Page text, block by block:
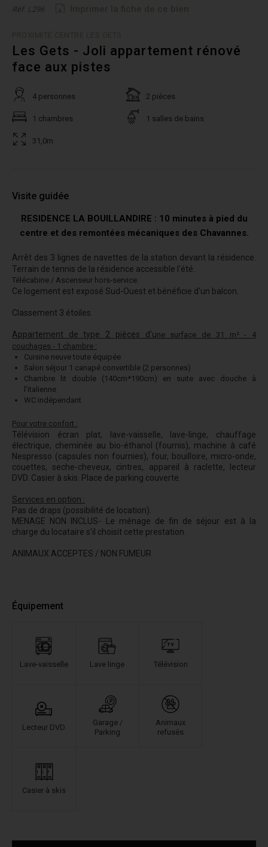
Réf. L296
Les Gets - Joli appartement rénové
face aux pistes
4 personnes 2 pièces
1 chambres 1 salles de bains
31,0m
Visite guidée
RESIDENCE LA BOUILLANDIRE : 10 minutes à pied du
centre et des remontées mécaniques des Chavannes.
Arrêt des 3 lignes de navettes de la station devant la résidence.
Terrain de tennis de la résidence accessible l'été.
Télécabine / Ascenseur hors-service.
Ce logement est exposé Sud-Ouest et bénéficie d'un balcon.
Classement 3 étoiles.
Appartement de type 2 pièces d'une surface de 31 m² - 4
couchages - 1 chambre :
Cuisine neuve toute équipée
Salon séjour 1 canapé convertible (2 personnes)
Chambre lit double (140cm*190cm) en suite avec douche à
l'italienne
WC indépendant
Pour votre confort :
Télévision écran plat, lave-vaisselle, lave-linge, chauffage
électrique, cheminée au bio-éthanol (fournis), machine à café
Nespresso (capsules non fournies), four, bouilloire, micro-onde,
couettes, seche-cheveux, cintres, appareil à raclette, lecteur
DVD. Casier à skis. Place de parking couverte.
Services en option :
Pas de draps (possibilité de location).
MENAGE NON INCLUS- Le ménage de fin de séjour est à la
charge du locataire s'il choisit cette prestation.
ANIMAUX ACCEPTES / NON FUMEUR
Équipement
Lave-vaisselle Lave linge Télévision
Lecteur DVD
Garage /
Parking
Animaux
refusés
Casier à skis